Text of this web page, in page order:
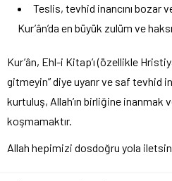
Teslis, tevhid inancını bozar
Kur’ân’da en büyük zulüm ve
Kur’ân, Ehl-i Kitap’ı (özellikle
gitmeyin” diye uyarır ve saf tevhid
kurtuluş, Allah’ın birliğine inanmak
koşmamaktır.
Allah hepimizi dosdoğru yola iletsin.